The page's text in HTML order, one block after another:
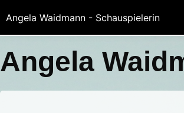
Angela
Angela Waidmann - Schauspielerin